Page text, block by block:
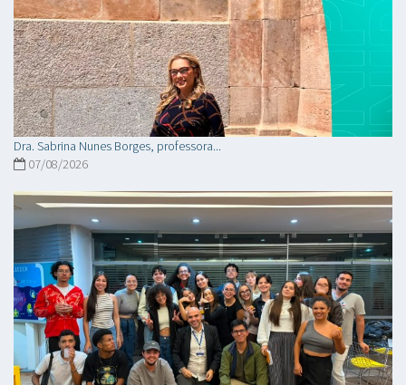
Dra. Sabrina Nunes Borges, professora...
07/08/2026